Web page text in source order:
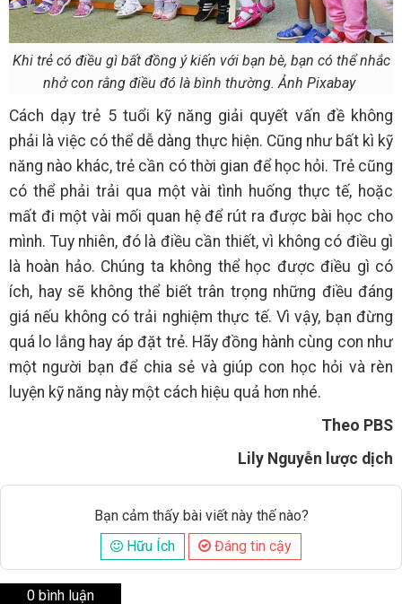
Khi trẻ có điều gì bất đồng ý kiến với bạn bè, bạn có thể nhắc
nhở con rằng điều đó là bình thường. Ảnh Pixabay
Cách dạy trẻ 5 tuổi kỹ năng giải quyết vấn đề không
phải là việc có thể dễ dàng thực hiện. Cũng như bất kì kỹ
năng nào khác, trẻ cần có thời gian để học hỏi. Trẻ cũng
có thể phải trải qua một vài tình huống thực tế, hoặc
mất đi một vài mối quan hệ để rút ra được bài học cho
mình. Tuy nhiên, đó là điều cần thiết, vì không có điều gì
là hoàn hảo. Chúng ta không thể học được điều gì có
ích, hay sẽ không thể biết trân trọng những điều đáng
giá nếu không có trải nghiệm thực tế. Vì vậy, bạn đừng
quá lo lắng hay áp đặt trẻ. Hãy đồng hành cùng con như
một người bạn để chia sẻ và giúp con học hỏi và rèn
luyện kỹ năng này một cách hiệu quả hơn nhé.
Theo PBS
Lily Nguyễn lược dịch
Bạn cảm thấy bài viết này thế nào?
Hữu Ích
Đáng tin cậy
0 bình luận